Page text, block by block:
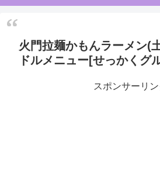
火門拉麺かもんラーメン(
ドルメニュー[せっかくグ
スポンサーリン